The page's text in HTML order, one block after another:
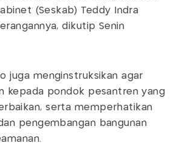
(Seskab) Teddy Indra
dikutip Senin
juga menginstruksikan agar
kepada pondok pesantren yang
serta memperhatikan
pengembangan bangunan